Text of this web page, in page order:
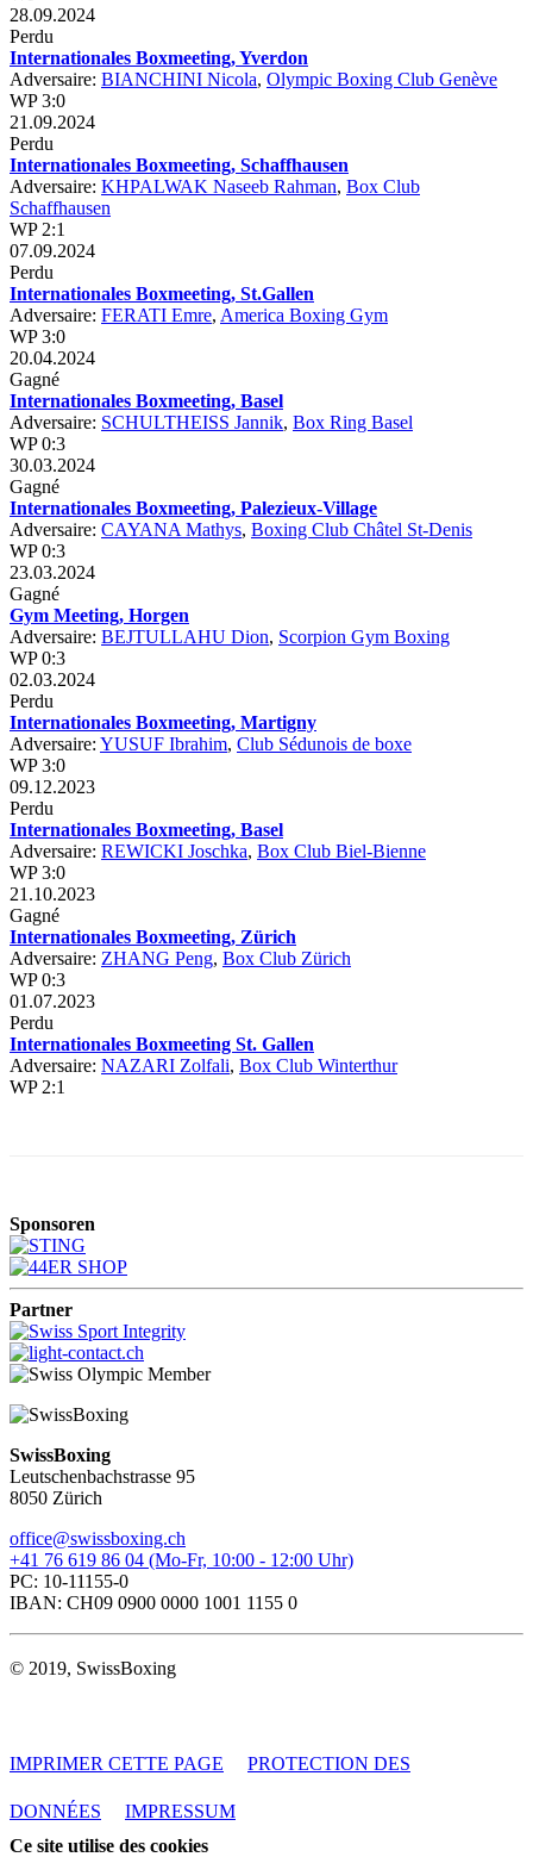
28.09.2024
Perdu
Internationales Boxmeeting, Yverdon
Adversaire: BIANCHINI Nicola, Olympic Boxing Club Genève
WP 3:0
21.09.2024
Perdu
Internationales Boxmeeting, Schaffhausen
Adversaire: KHPALWAK Naseeb Rahman, Box Club
Schaffhausen
WP 2:1
07.09.2024
Perdu
Internationales Boxmeeting, St.Gallen
Adversaire: FERATI Emre, America Boxing Gym
WP 3:0
20.04.2024
Gagné
Internationales Boxmeeting, Basel
Adversaire: SCHULTHEISS Jannik, Box Ring Basel
WP 0:3
30.03.2024
Gagné
Internationales Boxmeeting, Palezieux-Village
Adversaire: CAYANA Mathys, Boxing Club Châtel St-Denis
WP 0:3
23.03.2024
Gagné
Gym Meeting, Horgen
Adversaire: BEJTULLAHU Dion, Scorpion Gym Boxing
WP 0:3
02.03.2024
Perdu
Internationales Boxmeeting, Martigny
Adversaire: YUSUF Ibrahim, Club Sédunois de boxe
WP 3:0
09.12.2023
Perdu
Internationales Boxmeeting, Basel
Adversaire: REWICKI Joschka, Box Club Biel-Bienne
WP 3:0
21.10.2023
Gagné
Internationales Boxmeeting, Zürich
Adversaire: ZHANG Peng, Box Club Zürich
WP 0:3
01.07.2023
Perdu
Internationales Boxmeeting St. Gallen
Adversaire: NAZARI Zolfali, Box Club Winterthur
WP 2:1
Sponsoren
Partner
SwissBoxing
Leutschenbachstrasse 95
8050 Zürich
office@swissboxing.ch
+41 76 619 86 04 (Mo-Fr, 10:00 - 12:00 Uhr)
PC: 10-11155-0
IBAN: CH09 0900 0000 1001 1155 0
© 2019, SwissBoxing
IMPRIMER CETTE PAGE PROTECTION DES
DONNÉES
IMPRESSUM
Ce site utilise des cookies